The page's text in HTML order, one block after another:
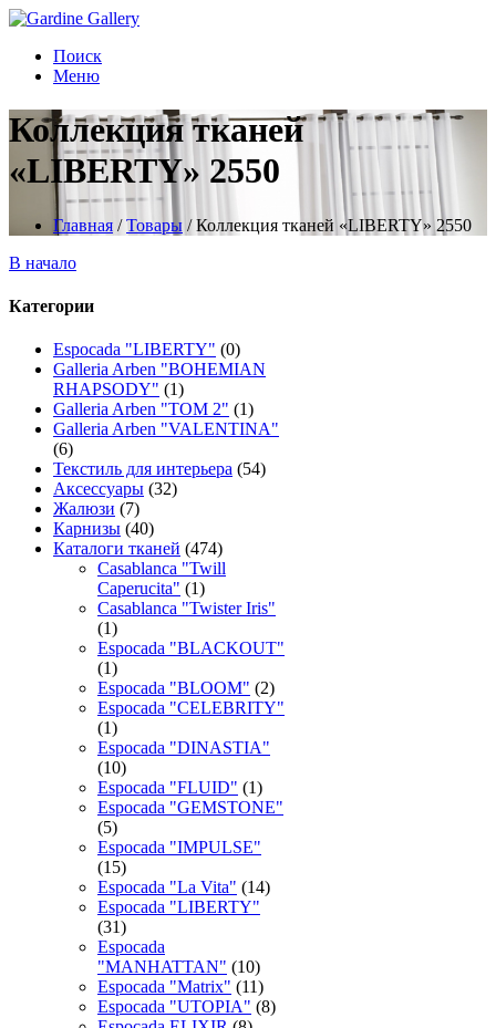
Поиск
Меню
Коллекция тканей
«LIBERTY» 2550
Главная /Товары /Коллекция тканей «LIBERTY» 2550
В начало
Категории
Espocada "LIBERTY" (0)
Galleria Arben "BOHEMIAN
RHAPSODY" (1)
Galleria Arben "TOM 2" (1)
Galleria Arben "VALENTINA"
(6)
Текстиль для интерьера (54)
Аксессуары (32)
Жалюзи (7)
Карнизы (40)
Каталоги тканей (474)
Casablanca "Twill
Caperucita" (1)
Casablanca "Twister Iris"
(1)
Espocada "BLACKOUT"
(1)
Espocada "BLOOM" (2)
Espocada "CELEBRITY"
(1)
Espocada "DINASTIA"
(10)
Espocada "FLUID" (1)
Espocada "GEMSTONE"
(5)
Espocada "IMPULSE"
(15)
Espocada "La Vita" (14)
Espocada "LIBERTY"
(31)
Espocada
"MANHATTAN" (10)
Espocada "Matrix" (11)
Espocada "UTOPIA" (8)